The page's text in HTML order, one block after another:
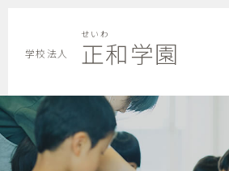
学校法人
せいわ
正和学園